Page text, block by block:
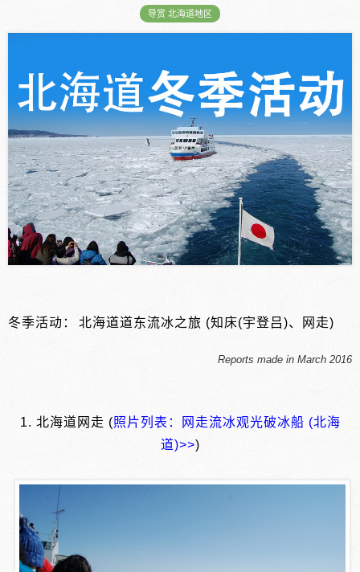
导赏 北海道地区
冬季活动： 北海道道东流冰之旅 (知床(宇登吕)、网走)
Reports made in March 2016
1. 北海道网走 (照片列表：网走流冰观光破冰船 (北海
道)>>)